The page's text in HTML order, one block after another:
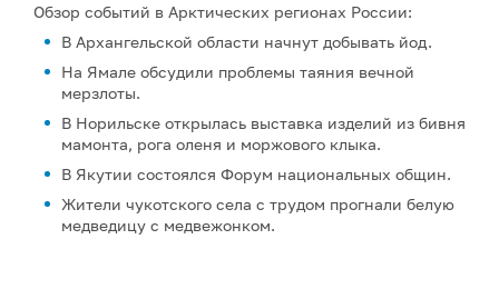
Обзор событий в Арктических регионах России:
В Архангельской области начнут добывать йод.
На Ямале обсудили проблемы таяния вечной
мерзлоты.
В Норильске открылась выставка изделий из бивня
мамонта, рога оленя и моржового клыка.
В Якутии состоялся Форум национальных общин.
Жители чукотского села с трудом прогнали белую
медведицу с медвежонком.